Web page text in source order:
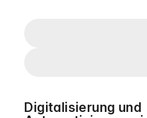
Digitalisierung und